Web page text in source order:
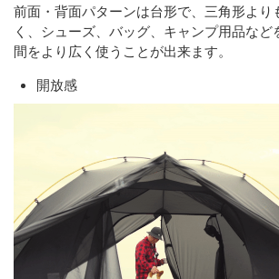
前面・背面パターンは台形で、三角形より
く、シューズ、バッグ、キャンプ用品な
間をより広く使うことが出来ます。
開放感